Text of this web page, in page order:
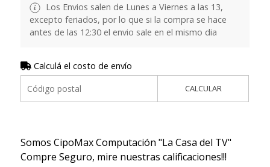
Los Envios salen de Lunes a Viernes a las 13,
excepto feriados, por lo que si la compra se hace
antes de las 12:30 el envio sale en el mismo dia
Calculá el costo de envío
CALCULAR
Somos CipoMax Computación "La Casa del TV"
Compre Seguro, mire nuestras calificaciones!!!